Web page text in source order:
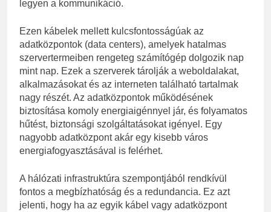
legyen a kommunikáció.
Ezen kábelek mellett kulcsfontosságúak az
adatközpontok (data centers), amelyek hatalmas
szervertermeiben rengeteg számítógép dolgozik nap
mint nap. Ezek a szerverek tárolják a weboldalakat,
alkalmazásokat és az interneten található tartalmak
nagy részét. Az adatközpontok működésének
biztosítása komoly energiaigénnyel jár, és folyamatos
hűtést, biztonsági szolgáltatásokat igényel. Egy
nagyobb adatközpont akár egy kisebb város
energiafogyasztásával is felérhet.
A hálózati infrastruktúra szempontjából rendkívül
fontos a megbízhatóság és a redundancia. Ez azt
jelenti, hogy ha az egyik kábel vagy adatközpont